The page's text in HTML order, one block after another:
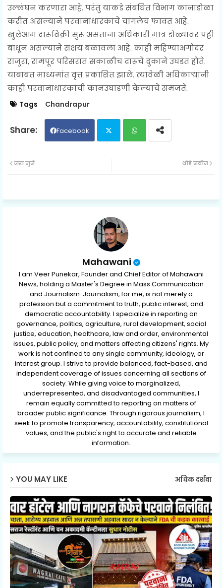
उल्लंघन करणारा आहे. परंतु याकडे संबंधित विभाग कानाडोळा
करीत असल्याने परवानाधारकांचे चांगलेच फावत आहे.
खुलेआम दारूविक्री सुरू असताना अधिकारी मात्र डोळ्यावर पट्टी
बांधून असल्याने संशय बळावला आहे. काही महिण्याअगोदर
राजुरा, रामपूर परिसरात सकाळीच दारूचे दुकाने उघडत होते.
याबाबत माध्यमांत वृत्त प्रकाशित झाले. त्यावेळी अधिकाऱ्यांनी
काही परवानाधारकांची कानउघाडणी केल्याचे समजते.
Tags Chandrapur
Facebook
ap
थोडे नवीन
जरा जुने
Mahawani
I am Veer Punekar, Founder and Chief Editor of Mahawani
News, holding a Master's Degree in Mass Communication
and Journalism. Journalism, for me, is not merely a
profession but a commitment to truth, public interest, and
democratic accountability. I specialize in reporting on
governance, politics, agriculture, rural development, social
justice, education, healthcare, law and order, environmental
issues, public policy, and matters affecting citizens' rights. My
work is not confined to any single community, ideology, or
interest group. I strive to provide balanced, fact-based, and
independent coverage of issues concerning all sections of
society. While giving voice to marginalized,
underrepresented, and disadvantaged communities, I
remain equally committed to reporting on matters of
broader public significance. Through rigorous journalism, I
seek to promote transparency, accountability, constitutional
values, and the public's right to accurate and reliable
information.
YOU MAY LIKE अधिक दर्शवा